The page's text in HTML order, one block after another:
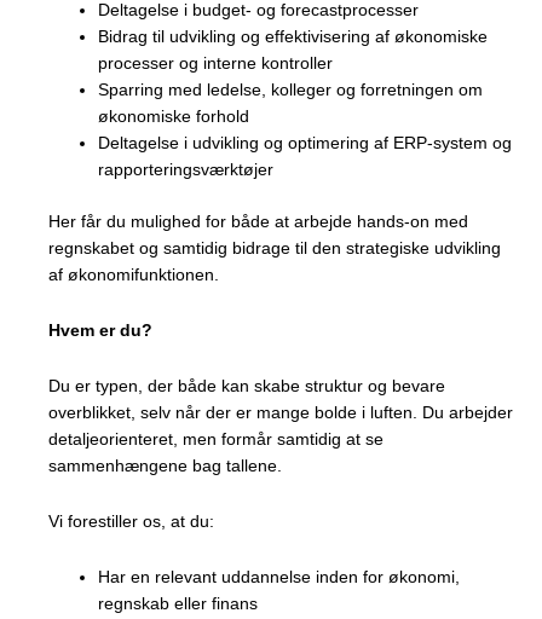
Deltagelse i budget- og forecastprocesser
Bidrag til udvikling og effektivisering af økonomiske
processer og interne kontroller
Sparring med ledelse, kolleger og forretningen om
økonomiske forhold
Deltagelse i udvikling og optimering af ERP-system og
rapporteringsværktøjer
Her får du mulighed for både at arbejde hands-on med
regnskabet og samtidig bidrage til den strategiske udvikling
af økonomifunktionen.
Hvem er du?
Du er typen, der både kan skabe struktur og bevare
overblikket, selv når der er mange bolde i luften. Du arbejder
detaljeorienteret, men formår samtidig at se
sammenhængene bag tallene.
Vi forestiller os, at du:
Har en relevant uddannelse inden for økonomi,
regnskab eller finans